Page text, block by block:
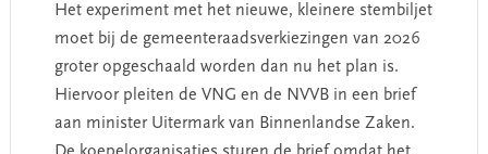
Het experiment met het nieuwe, kleinere stembiljet
moet bij de gemeenteraadsverkiezingen van 2026
groter opgeschaald worden dan nu het plan is.
Hiervoor pleiten de VNG en de NVVB in een brief
aan minister Uitermark van Binnenlandse Zaken.